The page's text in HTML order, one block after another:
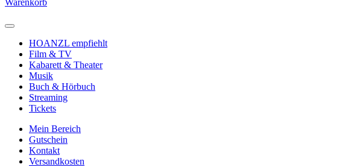
Warenkorb
HOANZL empfiehlt
Film & TV
Kabarett & Theater
Musik
Buch & Hörbuch
Streaming
Tickets
Mein Bereich
Gutschein
Kontakt
Versandkosten